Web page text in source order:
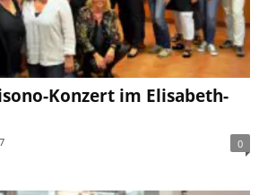
Konzert im Elisabeth-
0